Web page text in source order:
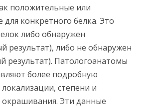
положительные или
конкретного белка. Это
либо обнаружен
результат), либо не обнаружен
результат). Патологоанатомы
более подробную
степени и
окрашивания. Эти данные